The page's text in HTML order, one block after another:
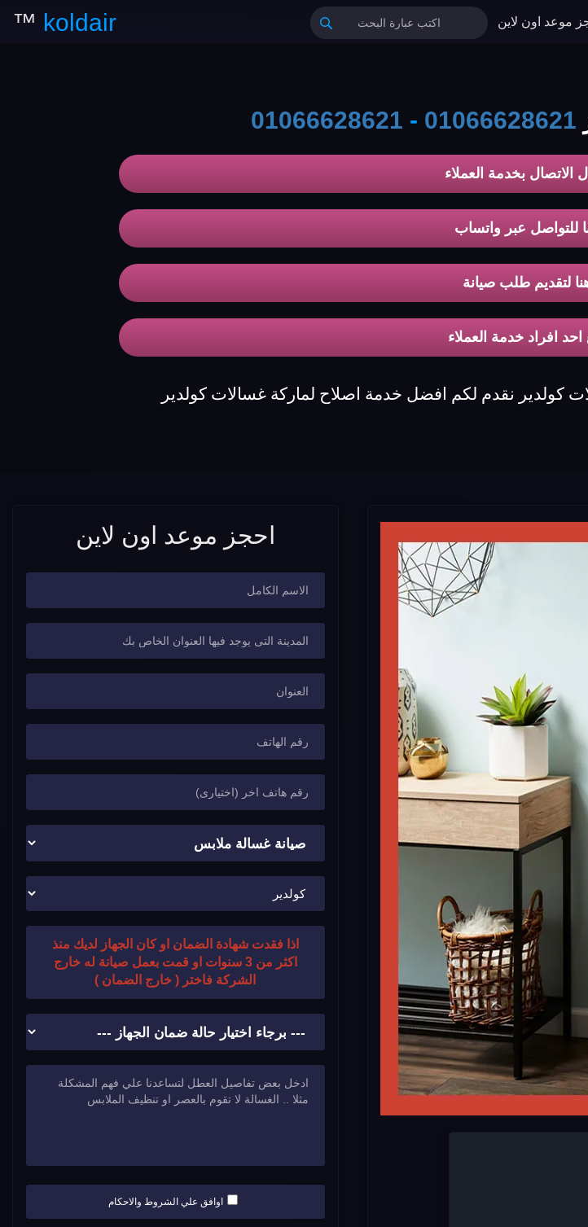
koldair
™ موعد اون لاين
01066628621
-
01066628621
الاتصال بخدمة العملاء
للتواصل عبر واتساب
لتقديم طلب صيانة
افراد خدمة العملاء
كولدير نقدم لكم افضل خدمة اصلاح لماركة غسالات كولدير
احجز موعد اون لاين
اذا فقدت شهادة الضمان او كان الجهاز لديك منذ
اكثر من 3 سنوات او قمت بعمل صيانة له خارج
الشركة فاختر ( خارج الضمان )
اوافق علي الشروط والاحكام